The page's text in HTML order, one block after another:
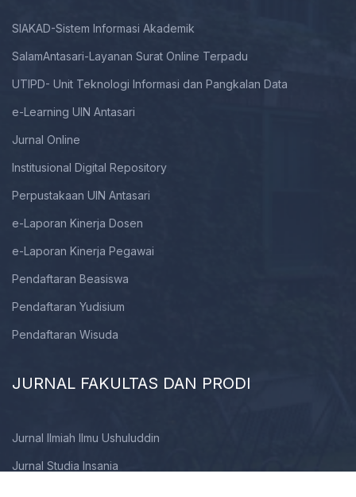
SIAKAD-Sistem Informasi Akademik
SalamAntasari-Layanan Surat Online Terpadu
UTIPD- Unit Teknologi Informasi dan Pangkalan Data
e-Learning UIN Antasari
Jurnal Online
Institusional Digital Repository
Perpustakaan UIN Antasari
e-Laporan Kinerja Dosen
e-Laporan Kinerja Pegawai
Pendaftaran Beasiswa
Pendaftaran Yudisium
Pendaftaran Wisuda
JURNAL FAKULTAS DAN PRODI
Jurnal Ilmiah Ilmu Ushuluddin
Jurnal Studia Insania